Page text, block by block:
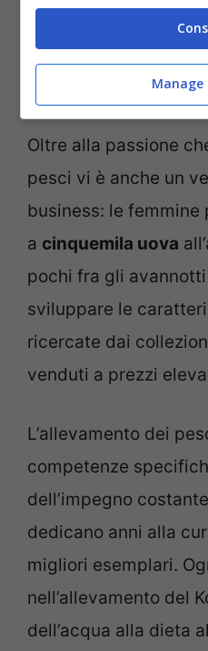
eventi che una donna
di europer
purissimo lungo 99
Oltre alla passione
pesci vi è anche un
business: le
a cinquemila uova
pochi fra gli
sviluppare le
ricercate dai
venduti a prezzi
L’allevamento dei
competenze
dell’impegno
dedicano anni alla
migliori esemplari.
nell’allevamento del
dell’acqua alla dieta